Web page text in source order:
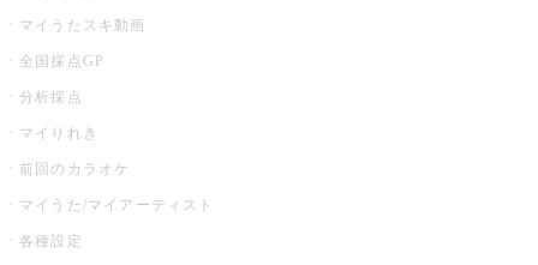
マイうたスキ動画
全国採点GP
分析採点
マイりれき
前回のカラオケ
マイうた/マイアーティスト
各種設定